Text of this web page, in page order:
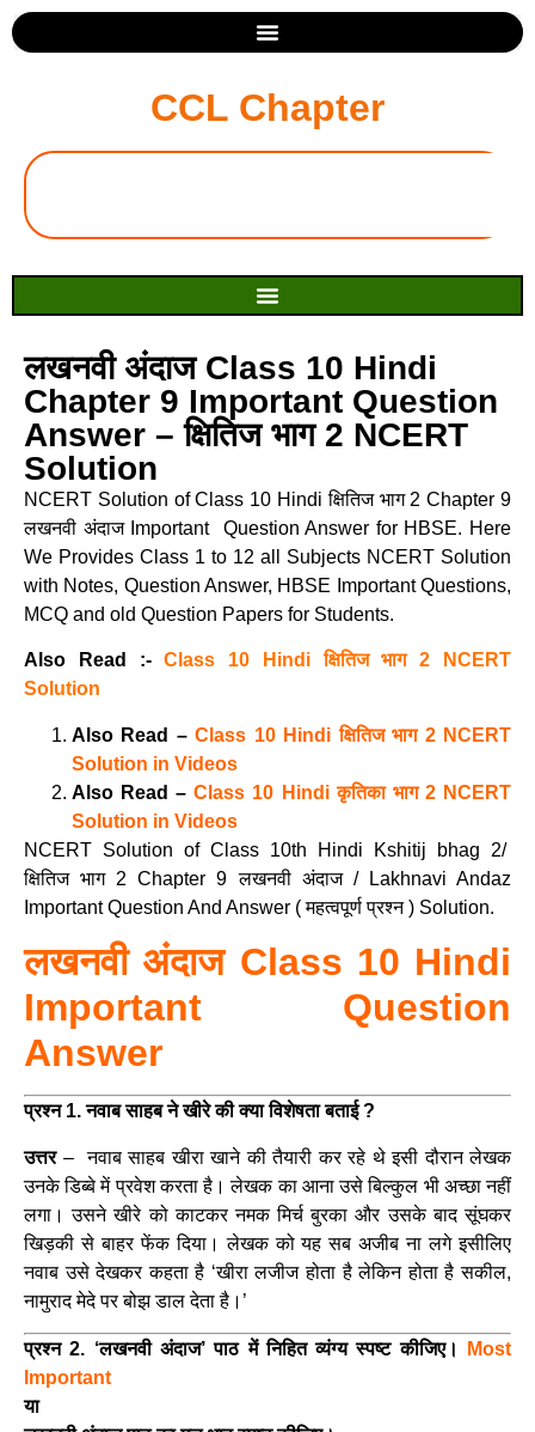
CCL Chapter
लखनवी अंदाज Class 10 Hindi
Chapter 9 Important Question
Answer – क्षितिज भाग 2 NCERT
Solution
NCERT Solution of Class 10 Hindi क्षितिज भाग 2 Chapter 9
लखनवी अंदाज Important Question Answer for HBSE. Here
We Provides Class 1 to 12 all Subjects NCERT Solution
with Notes, Question Answer, HBSE Important Questions,
MCQ and old Question Papers for Students.
Also Read :-Class 10 Hindi क्षितिज भाग 2 NCERT
Solution
Also Read –Class 10 Hindi क्षितिज भाग 2 NCERT
Solution in Videos
Also Read –Class 10 Hindi कृतिका भाग 2 NCERT
Solution in Videos
NCERT Solution of Class 10th Hindi Kshitij bhag 2/
क्षितिज भाग 2 Chapter 9 लखनवी अंदाज / Lakhnavi Andaz
Important Question And Answer ( महत्वपूर्ण प्रश्न ) Solution.
लखनवी अंदाज Class 10 Hindi
Important Question
Answer
प्रश्न 1. नवाब साहब ने खीरे की क्‍या विशेषता बताई ?
उत्तर – नवाब साहब खीरा खाने की तैयारी कर रहे थे इसी दौरान लेखक
उनके डिब्बे में प्रवेश करता है। लेखक का आना उसे बिल्कुल भी अच्छा नहीं
लगा। उसने खीरे को काटकर नमक मिर्च बुरका और उसके बाद सूंघकर
खिड़की से बाहर फेंक दिया। लेखक को यह सब अजीब ना लगे इसीलिए
नवाब उसे देखकर कहता है ‘खीरा लजीज होता है लेकिन होता है सकील,
नामुराद मेदे पर बोझ डाल देता है।’
प्रश्न 2. ‘लखनवी अंदाज’ पाठ में निहित व्यंग्य स्पष्ट कीजिए।
Most
Important
या